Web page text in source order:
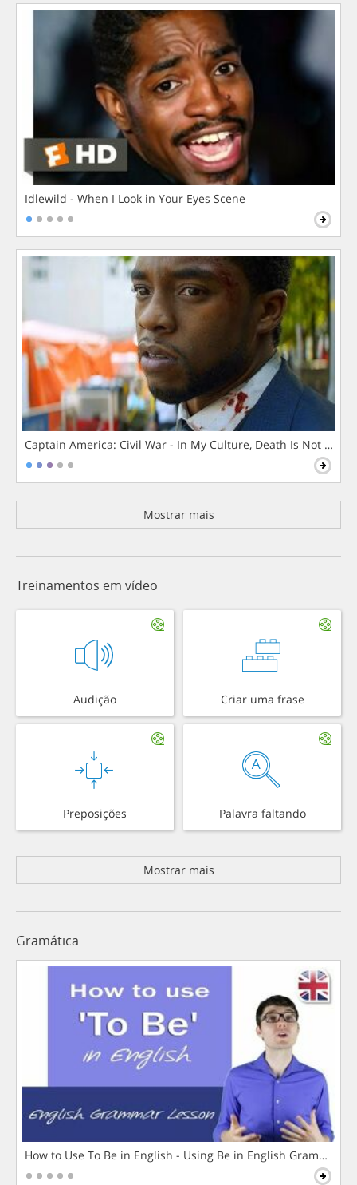
Idlewild - When I Look in Your Eyes Scene
Captain America: Civil War - In My Culture, Death Is Not The
Mostrar mais
Treinamentos em vídeo
Audição Criar uma frase
Preposições Palavra faltando
Mostrar mais
Gramática
How to Use To Be in English - Using Be in English Grammar